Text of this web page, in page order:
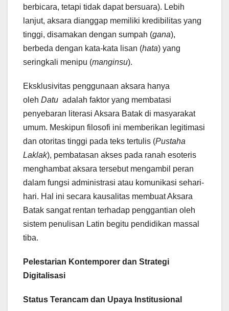
berbicara, tetapi tidak dapat bersuara). Lebih
lanjut, aksara dianggap memiliki kredibilitas yang
tinggi, disamakan dengan sumpah (gana),
berbeda dengan kata-kata lisan (hata) yang
seringkali menipu (manginsu).
Eksklusivitas penggunaan aksara hanya
oleh Datu adalah faktor yang membatasi
penyebaran literasi Aksara Batak di masyarakat
umum. Meskipun filosofi ini memberikan legitimasi
dan otoritas tinggi pada teks tertulis (Pustaha
Laklak), pembatasan akses pada ranah esoteris
menghambat aksara tersebut mengambil peran
dalam fungsi administrasi atau komunikasi sehari-
hari. Hal ini secara kausalitas membuat Aksara
Batak sangat rentan terhadap penggantian oleh
sistem penulisan Latin begitu pendidikan massal
tiba.
Pelestarian Kontemporer dan Strategi
Digitalisasi
Status Terancam dan Upaya Institusional